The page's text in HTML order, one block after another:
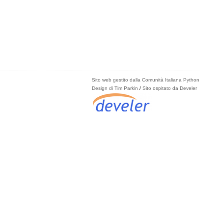
Sito web gestito dalla Comunità Italiana Python
Design di Tim Parkin /Sito ospitato da Develer